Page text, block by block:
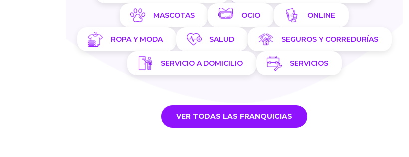
MASCOTAS OCIO ONLINE
ROPA Y MODA SALUD SEGUROS Y CORREDURÍAS
SERVICIO A DOMICILIO SERVICIOS
VER TODAS LAS FRANQUICIAS